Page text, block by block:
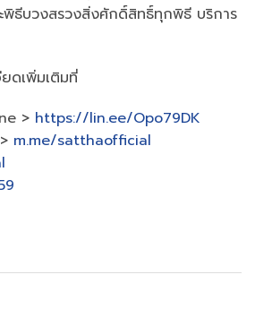
ธีบวงสรวงสิ่งศักดิ์สิทธิ์ทุกพิธี บริการ
ยดเพิ่มเติมที่
> https://lin.ee/Opo79DK
m.me/satthaofficial